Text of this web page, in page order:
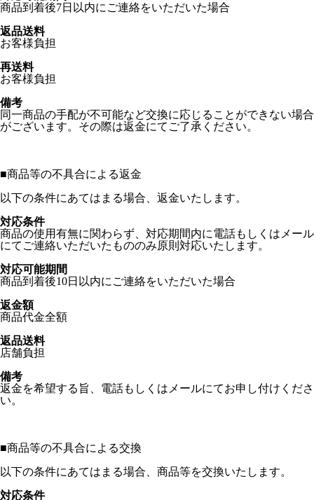
商品到着後7日以内にご連絡をいただいた場合
返品送料
お客様負担
再送料
お客様負担
備考
同一商品の手配が不可能など交換に応じることができない場合
がございます。その際は返金にてご了承ください。
■商品等の不具合による返金
以下の条件にあてはまる場合、返金いたします。
対応条件
商品の使用有無に関わらず、対応期間内に電話もしくはメール
にてご連絡いただいたもののみ原則対応いたします。
対応可能期間
商品到着後10日以内にご連絡をいただいた場合
返金額
商品代金全額
返品送料
店舗負担
備考
返金を希望する旨、電話もしくはメールにてお申し付けくださ
い。
■商品等の不具合による交換
以下の条件にあてはまる場合、商品等を交換いたします。
対応条件